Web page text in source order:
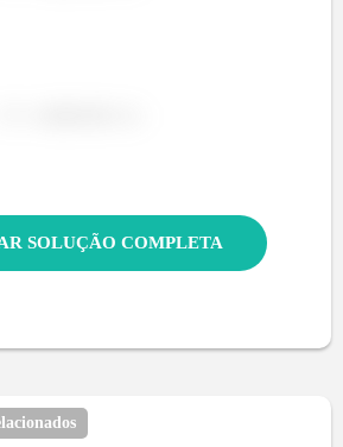
MOSTRAR SOLUÇÃO COMPLETA